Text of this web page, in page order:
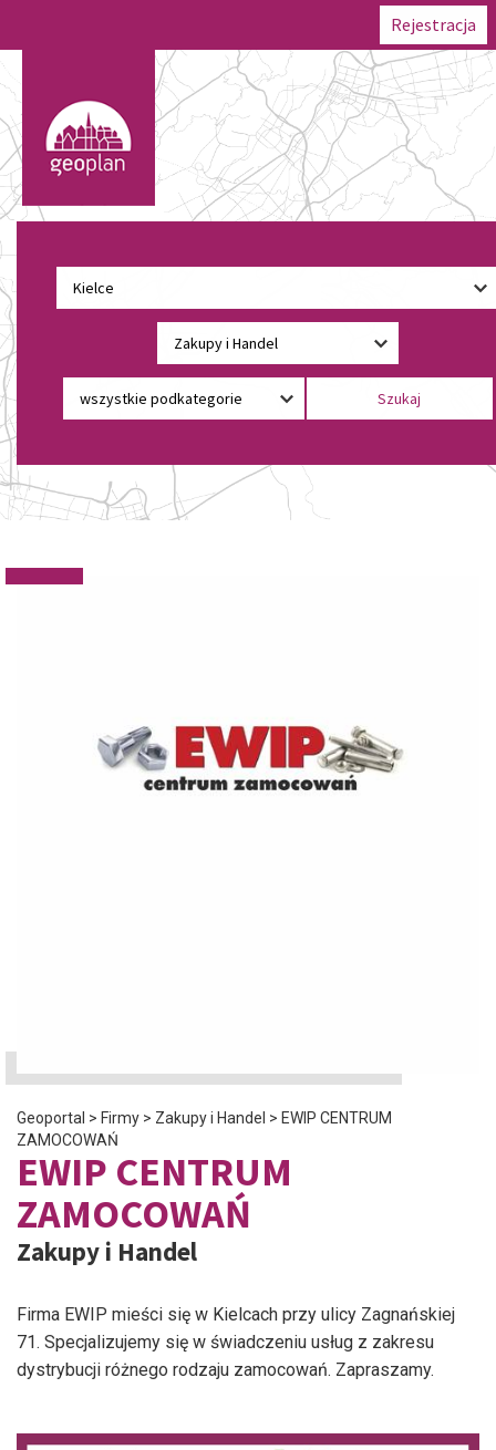
Rejestracja
Geoportal > Firmy > Zakupy i Handel > EWIP CENTRUM
ZAMOCOWAŃ
EWIP CENTRUM
ZAMOCOWAŃ
Zakupy i Handel
Firma EWIP mieści się w Kielcach przy ulicy Zagnańskiej
71. Specjalizujemy się w świadczeniu usług z zakresu
dystrybucji różnego rodzaju zamocowań. Zapraszamy.